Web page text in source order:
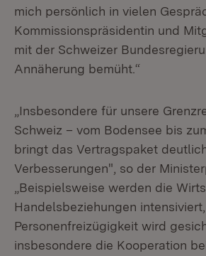
mich persönlich in vielen
Kommissionspräsidentin und
mit der Schweizer
Annäherung bemüht.“
„Insbesondere für unsere
Schweiz – vom Bodensee bis
bringt das Vertragspaket
Verbesserungen", so der
„Beispielsweise werden die
Handelsbeziehungen
Personenfreizügigkeit wird
insbesondere die Kooperation